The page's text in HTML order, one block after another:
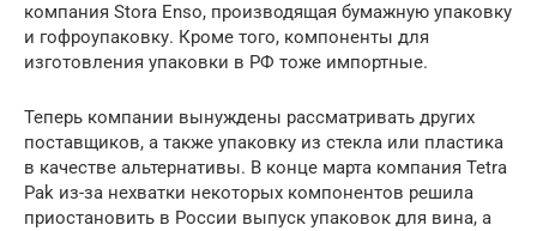
компания Stora Enso, производящая бумажную упаковку
и гофроупаковку. Кроме того, компоненты для
изготовления упаковки в РФ тоже импортные.
Теперь компании вынуждены рассматривать других
поставщиков, а также упаковку из стекла или пластика
в качестве альтернативы. В конце марта компания Tetra
Pak из-за нехватки некоторых компонентов решила
приостановить в России выпуск упаковок для вина, а